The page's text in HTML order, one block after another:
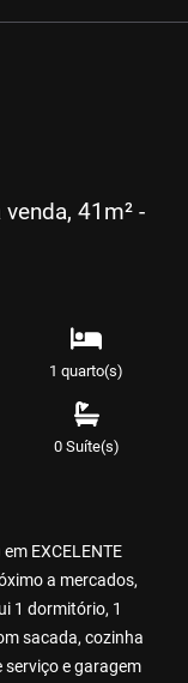
41m² -
1 quarto(s)
0 Suíte(s)
EXCELENTE
a mercados,
1 dormitório, 1
sacada, cozinha
e garagem